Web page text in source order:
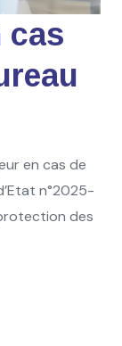
cas
en cas de
n°2025-
des